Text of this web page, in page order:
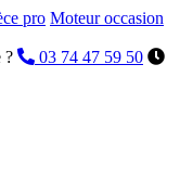
pro Moteur occasion
?
03 74 47 59 50